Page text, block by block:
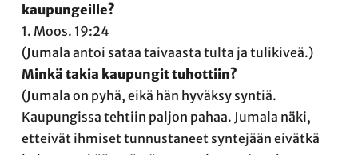
kaupungeille?
1. Moos. 19:24
(Jumala antoi sataa taivaasta tulta ja tulikiveä.)
Minkä takia kaupungit tuhottiin?
(Jumala on pyhä, eikä hän hyväksy syntiä.
Kaupungissa tehtiin paljon pahaa. Jumala näki,
etteivät ihmiset tunnustaneet syntejään eivätkä